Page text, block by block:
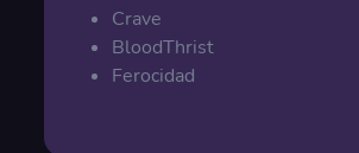
Crave
BloodThrist
Ferocidad